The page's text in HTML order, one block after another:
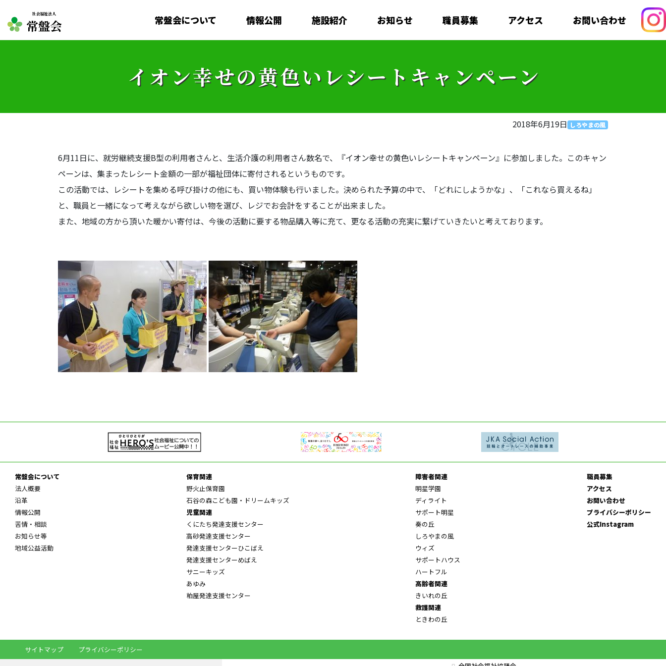
社会福祉法人
常盤会 常盤会について 情報公開 施設紹介 お知らせ 職員募集 アクセス お問い合わせ
イオン幸せの黄色いレシートキャンペーン
2018年6月19日 しろやまの風
6月11日に、就労継続支援B型の利用者さんと、生活介護の利用者さん数名で、『イオン幸せの黄色いレシートキャンペーン』に参加しました。このキャン
ペーンは、集まったレシート金額の一部が福祉団体に寄付されるというものです。
この活動では、レシートを集める呼び掛けの他にも、買い物体験も行いました。決められた予算の中で、「どれにしようかな」、「これなら買えるね」
と、職員と一緒になって考えながら欲しい物を選び、レジでお会計をすることが出来ました。
また、地域の方から頂いた暖かい寄付は、今後の活動に要する物品購入等に充て、更なる活動の充実に繋げていきたいと考えております。
常盤会について
法人概要
沿革
情報公開
苦情・相談
お知らせ等
地域公益活動
保育関連
野火止保育園
石谷の森こども園・ドリームキッズ
児童関連
くにたち発達支援センター
高砂発達支援センター
発達支援センターひこばえ
発達支援センターめばえ
サニーキッズ
あゆみ
粕屋発達支援センター
障害者関連
明星学園
ディライト
サポート明星
奏の丘
しろやまの風
ウィズ
サポートハウス
ハートフル
高齢者関連
きいれの丘
救護関連
ときわの丘
職員募集
アクセス
お問い合わせ
プライバシーポリシー
公式Instagram
サイトマップ
プライバシーポリシー